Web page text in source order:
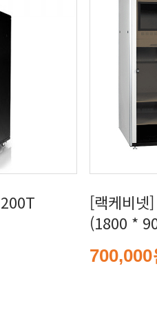
(1800 *
700,000